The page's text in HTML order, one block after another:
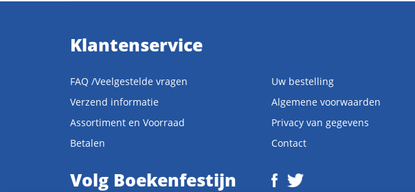
Klantenservice
FAQ /Veelgestelde vragen
Verzend informatie
Assortiment en Voorraad
Betalen
Uw bestelling
Algemene voorwaarden
Privacy van gegevens
Contact
Volg Boekenfestijn